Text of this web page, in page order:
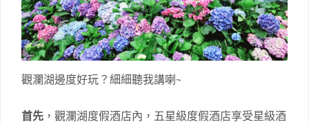
觀瀾湖邊度好玩？細細聽我講喇~
首先 ，觀瀾湖度假酒店內，五星級度假酒店享受星級酒